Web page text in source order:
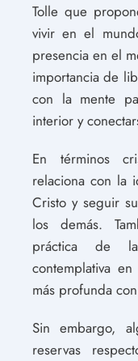
Tolle que
vivir en el
presencia en el
importancia de
con la mente
interior y
En términos
relaciona con la
Cristo y seguir
los demás.
práctica de
contemplativa
más profunda
Sin embargo,
reservas